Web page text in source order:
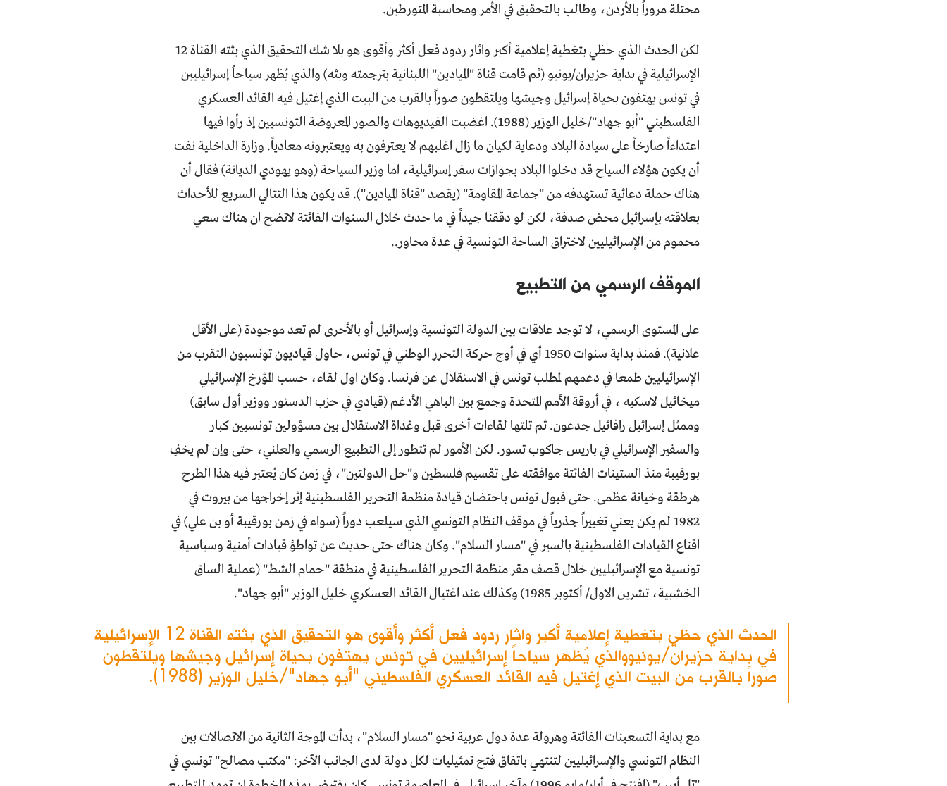
محتلة مروراً بالأردن، وطالب بالتحقيق في الأمر ومحاسبة المتورطين.
لكن الحدث الذي حظي بتغطية إعلامية أكبر واثار ردود فعل أكثر وأقوى هو بلا شك التحقيق الذي بثته القناة 12
الإسرائيلية في بداية حزيران/يونيو (ثم قامت قناة "الميادين" اللبنانية بترجمته وبثه) والذي يُظهر سياحاً إسرائيليين
في تونس يهتفون بحياة إسرائيل وجيشها ويلتقطون صوراً بالقرب من البيت الذي إغتيل فيه القائد العسكري
الفلسطيني "أبو جهاد"/خليل الوزير (1988). اغضبت الفيديوهات والصور المعروضة التونسيين إذ رأوا فيها
اعتداءاً صارخاً على سيادة البلاد ودعاية لكيان ما زال اغلبهم لا يعترفون به ويعتبرونه معادياً. وزارة الداخلية نفت
أن يكون هؤلاء السياح قد دخلوا البلاد بجوازات سفر إسرائيلية، اما وزير السياحة (وهو يهودي الديانة) فقال أن
هناك حملة دعائية تستهدفه من "جماعة المقاومة" (يقصد "قناة الميادين"). قد يكون هذا التتالي السريع للأحداث
بعلاقته بإسرائيل محض صدفة، لكن لو دققنا جيداً في ما حدث خلال السنوات الفائتة لاتضح ان هناك سعي
محموم من الإسرائيليين لاختراق الساحة التونسية في عدة محاور..
الموقف الرسمي من التطبيع
على المستوى الرسمي، لا توجد علاقات بين الدولة التونسية وإسرائيل أو بالأحرى لم تعد موجودة (على الأقل
علانية). فمنذ بداية سنوات 1950 أي في أوج حركة التحرر الوطني في تونس، حاول قياديون تونسيون التقرب من
الإسرائيليين طمعا في دعمهم لمطلب تونس في الاستقلال عن فرنسا. وكان اول لقاء، حسب المؤرخ الإسرائيلي
ميخائيل لاسكيه ، في أروقة الأمم المتحدة وجمع بين الباهي الأدغم (قيادي في حزب الدستور ووزير أول سابق)
وممثل إسرائيل رافائيل جدعون. ثم تلتها لقاءات أخرى قبل وغداة الاستقلال بين مسؤولين تونسيين كبار
والسفير الإسرائيلي في باريس جاكوب تسور. لكن الأمور لم تتطور إلى التطبيع الرسمي والعلني، حتى وإن لم يخفِ
بورقيبة منذ الستينات الفائتة موافقته على تقسيم فلسطين و"حل الدولتين"، في زمن كان يُعتبر فيه هذا الطرح
هرطقة وخيانة عظمى. حتى قبول تونس باحتضان قيادة منظمة التحرير الفلسطينية إثر إخراجها من بيروت في
1982 لم يكن يعني تغييراً جذرياً في موقف النظام التونسي الذي سيلعب دوراً (سواء في زمن بورقيبة أو بن علي) في
اقناع القيادات الفلسطينية بالسير في "مسار السلام". وكان هناك حتى حديث عن تواطؤ قيادات أمنية وسياسية
تونسية مع الإسرائيليين خلال قصف مقر منظمة التحرير الفلسطينية في منطقة "حمام الشط" (عملية الساق
الخشبية، تشرين الاول/ أكتوبر 1985) وكذلك عند اغتيال القائد العسكري خليل الوزير "أبو جهاد".
الحدث الذي حظي بتغطية إعلامية أكبر واثار ردود فعل أكثر وأقوى هو التحقيق الذي بثته القناة 12 الإسرائيلية
في بداية حزيران/يونيووالذي يُظهر سياحاً إسرائيليين في تونس يهتفون بحياة إسرائيل وجيشها ويلتقطون
صوراً بالقرب من البيت الذي إغتيل فيه القائد العسكري الفلسطيني "أبو جهاد"/خليل الوزير (1988).
مع بداية التسعينات الفائتة وهرولة عدة دول عربية نحو "مسار السلام"، بدأت الموجة الثانية من الاتصالات بين
النظام التونسي والإسرائيليين لتنتهي باتفاق فتح تمثيليات لكل دولة لدى الجانب الآخر: "مكتب مصالح" تونسي في